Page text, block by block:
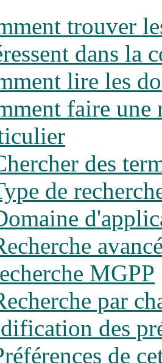
trouver
dans la
lire les
faire une
des
de
MGPP
par
des
de